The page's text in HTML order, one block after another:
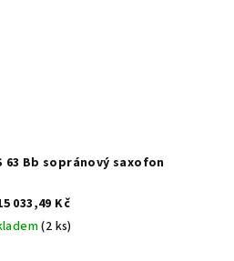
63 Bb sopránový saxofon
033,49 Kč
(2 ks)